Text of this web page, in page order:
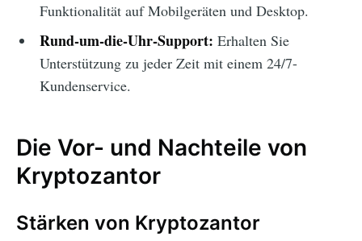
Funktionalität auf Mobilgeräten und Desktop.
Rund-um-die-Uhr-Support: Erhalten Sie
Unterstützung zu jeder Zeit mit einem 24/7-
Kundenservice.
Die Vor- und Nachteile von
Kryptozantor
Stärken von Kryptozantor